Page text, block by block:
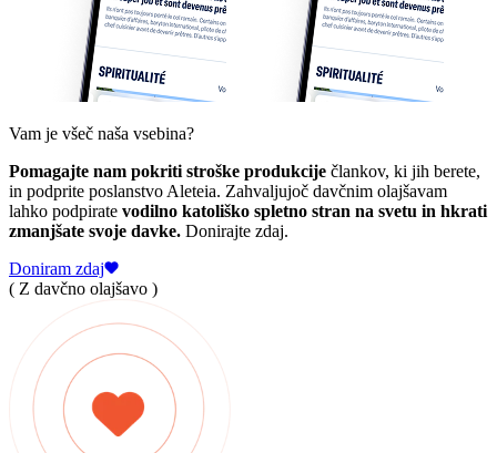
Vam je všeč naša vsebina?
Pomagajte nam pokriti stroške produkcije člankov, ki jih berete,
in podprite poslanstvo Aleteia. Zahvaljujoč davčnim olajšavam
lahko podpirate vodilno katoliško spletno stran na svetu in hkrati
zmanjšate svoje davke. Donirajte zdaj.
Doniram zdaj
( Z davčno olajšavo )